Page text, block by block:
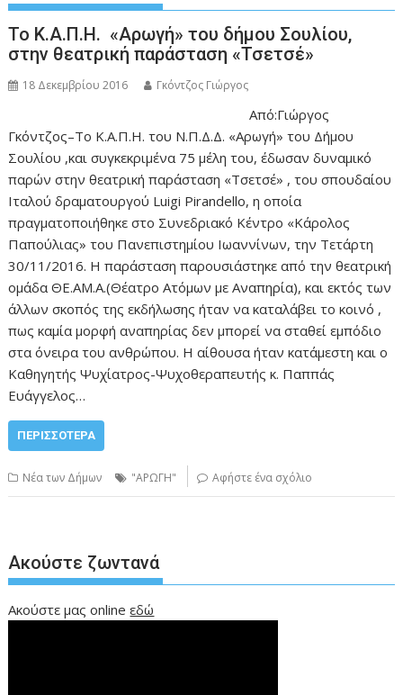
Το Κ.Α.Π.Η. «Αρωγή» του δήμου Σουλίου,
στην θεατρική παράσταση «Τσετσέ»
18 Δεκεμβρίου 2016 Γκόντζος Γιώργος
Από:Γιώργος
Γκόντζος–Το Κ.Α.Π.Η. του Ν.Π.Δ.Δ. «Αρωγή» του Δήμου
Σουλίου ,και συγκεκριμένα 75 μέλη του, έδωσαν δυναμικό
παρών στην θεατρική παράσταση «Τσετσέ» , του σπουδαίου
Ιταλού δραματουργού Luigi Pirandello, η οποία
πραγματοποιήθηκε στο Συνεδριακό Κέντρο «Κάρολος
Παπούλιας» του Πανεπιστημίου Ιωαννίνων, την Τετάρτη
30/11/2016. Η παράσταση παρουσιάστηκε από την θεατρική
ομάδα ΘΕ.ΑΜ.Α.(Θέατρο Ατόμων με Αναπηρία), και εκτός των
άλλων σκοπός της εκδήλωσης ήταν να καταλάβει το κοινό ,
πως καμία μορφή αναπηρίας δεν μπορεί να σταθεί εμπόδιο
στα όνειρα του ανθρώπου. Η αίθουσα ήταν κατάμεστη και ο
Καθηγητής Ψυχίατρος-Ψυχοθεραπευτής κ. Παππάς
Ευάγγελος…
ΠΕΡΙΣΣΌΤΕΡΑ
Νέα των Δήμων "ΑΡΩΓΗ" Αφήστε ένα σχόλιο
Ακούστε ζωντανά
Ακούστε μας onlineεδώ